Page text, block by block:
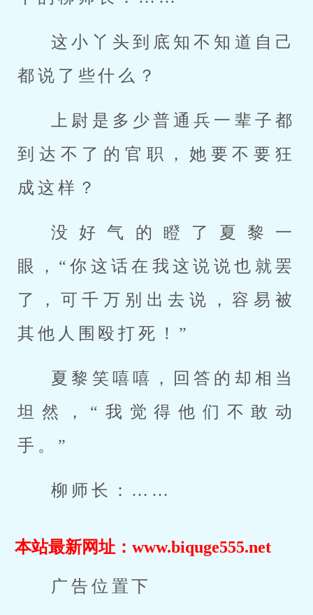
这小丫头到底知不知道自己
都说了些什么？
上尉是多少普通兵一辈子都
到达不了的官职，她要不要狂
成这样？
没好气的瞪了夏黎一
眼，“你这话在我这说说也就罢
了，可千万别出去说，容易被
其他人围殴打死！”
夏黎笑嘻嘻，回答的却相当
坦然，“我觉得他们不敢动
手。”
柳师长：……
本站最新网址：www.biquge555.net
广告位置下